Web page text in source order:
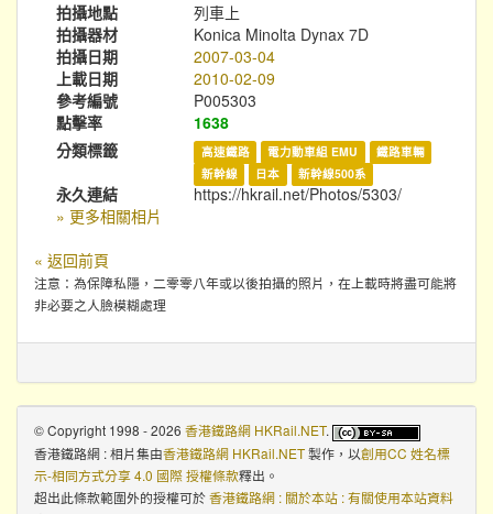
拍攝地點
列車上
拍攝器材
Konica Minolta Dynax 7D
拍攝日期
2007-03-04
上載日期
2010-02-09
參考編號
P005303
點擊率
1638
分類標籤
高速鐵路 電力動車組 EMU
鐵路車輛
新幹線
日本 新幹線500系
永久連結
https://hkrail.net/Photos/5303/
» 更多相關相片
« 返回前頁
注意：為保障私隱，二零零八年或以後拍攝的照片，在上載時將盡可能將
非必要之人臉模糊處理
© Copyright 1998 - 2026 香港鐵路網 HKRail.NET.
香港鐵路網 : 相片集由香港鐵路網 HKRail.NET製作，以創用CC 姓名標
示-相同方式分享 4.0 國際 授權條款釋出。
超出此條款範圍外的授權可於香港鐵路網 : 關於本站 : 有關使用本站資料